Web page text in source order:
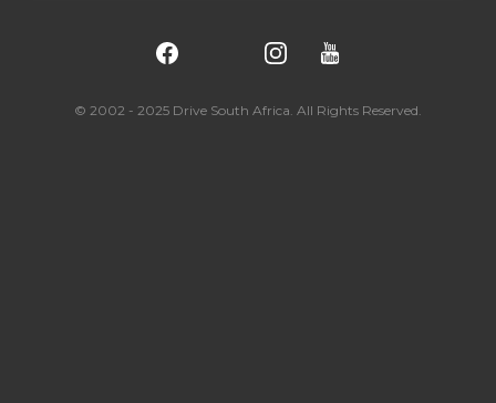
© 2002 - 2025 Drive South Africa. All Rights Reserved.